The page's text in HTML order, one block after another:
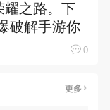
耀之路。下
破解手游你
0
更多